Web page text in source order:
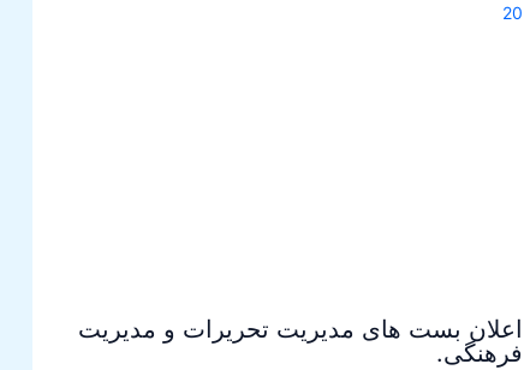
20
اعلان بست های مدیریت تحریرات و مدیریت
فرهنگی.